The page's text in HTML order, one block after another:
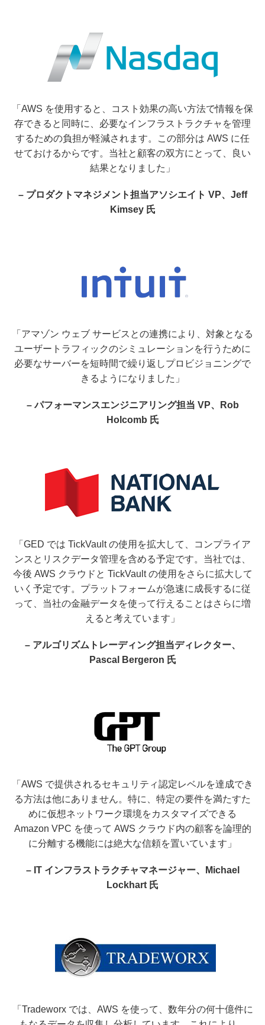
「AWS を使用すると、コスト効果の高い方法で情報を保
存できると同時に、必要なインフラストラクチャを管理
するための負担が軽減されます。この部分は AWS に任
せておけるからです。当社と顧客の双方にとって、良い
結果となりました」
– プロダクトマネジメント担当アソシエイト VP、Jeff
Kimsey 氏
「アマゾン ウェブ サービスとの連携により、対象となる
ユーザートラフィックのシミュレーションを行うために
必要なサーバーを短時間で繰り返しプロビジョニングで
きるようになりました」
– パフォーマンスエンジニアリング担当 VP、Rob
Holcomb 氏
「GED では TickVault の使用を拡大して、コンプライア
ンスとリスクデータ管理を含める予定です。当社では、
今後 AWS クラウドと TickVault の使用をさらに拡大して
いく予定です。プラットフォームが急速に成長するに従
って、当社の金融データを使って行えることはさらに増
えると考えています」
– アルゴリズムトレーディング担当ディレクター、
Pascal Bergeron 氏
「AWS で提供されるセキュリティ認定レベルを達成でき
る方法は他にありません。特に、特定の要件を満たすた
めに仮想ネットワーク環境をカスタマイズできる
Amazon VPC を使って AWS クラウド内の顧客を論理的
に分離する機能には絶大な信頼を置いています」
– IT インフラストラクチャマネージャー、Michael
Lockhart 氏
「Tradeworx では、AWS を使って、数年分の何十億件に